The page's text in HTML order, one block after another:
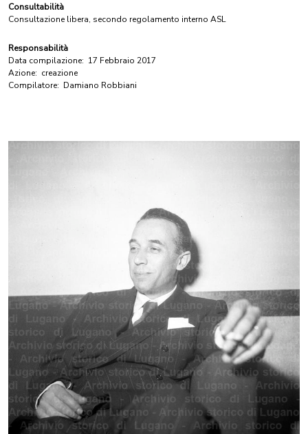
Consultabilità
Consultazione libera, secondo regolamento interno ASL
Responsabilità
Data compilazione: 17 Febbraio 2017
Azione: creazione
Compilatore: Damiano Robbiani